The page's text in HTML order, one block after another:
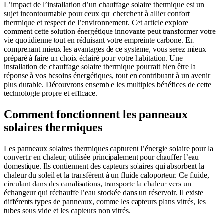
L’impact de l’installation d’un chauffage solaire thermique est un
sujet incontournable pour ceux qui cherchent à allier confort
thermique et respect de l’environnement. Cet article explore
comment cette solution énergétique innovante peut transformer votre
vie quotidienne tout en réduisant votre empreinte carbone. En
comprenant mieux les avantages de ce système, vous serez mieux
préparé à faire un choix éclairé pour votre habitation. Une
installation de chauffage solaire thermique pourrait bien être la
réponse à vos besoins énergétiques, tout en contribuant à un avenir
plus durable. Découvrons ensemble les multiples bénéfices de cette
technologie propre et efficace.
Comment fonctionnent les panneaux
solaires thermiques
Les panneaux solaires thermiques capturent l’énergie solaire pour la
convertir en chaleur, utilisée principalement pour chauffer l’eau
domestique. Ils contiennent des capteurs solaires qui absorbent la
chaleur du soleil et la transfèrent à un fluide caloporteur. Ce fluide,
circulant dans des canalisations, transporte la chaleur vers un
échangeur qui réchauffe l’eau stockée dans un réservoir. Il existe
différents types de panneaux, comme les capteurs plans vitrés, les
tubes sous vide et les capteurs non vitrés.